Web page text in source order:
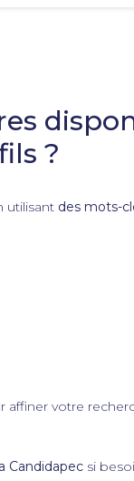
?
utilisant des mots-
affiner votre
Candidapec si